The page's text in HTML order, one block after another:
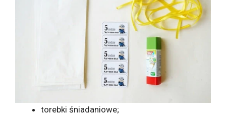
torebki śniadaniowe;